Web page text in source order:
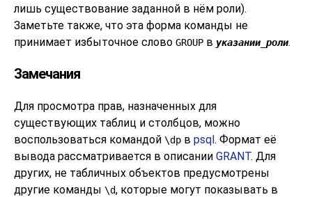
лишь существование заданной в нём роли).
Заметьте также, что эта форма команды не
принимает избыточное слово GROUP в указании_роли.
Замечания
Для просмотра прав, назначенных для
существующих таблиц и столбцов, можно
воспользоваться командой \dp в psql. Формат её
вывода рассматривается в описании GRANT. Для
других, не табличных объектов предусмотрены
другие команды \d, которые могут показывать в